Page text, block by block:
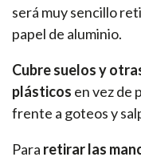
será muy sencillo
papel de aluminio.
Cubre suelos y
plásticos en vez de
frente a goteos y
Para retirar las